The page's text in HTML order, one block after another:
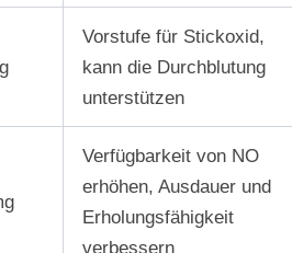
Vorstufe für Stickoxid,
kann die Durchblutung
unterstützen
Verfügbarkeit von NO
erhöhen, Ausdauer und
Erholungsfähigkeit
verbessern